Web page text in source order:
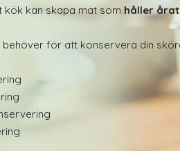
kök kan skapa mat som håller
behöver för att konservera din